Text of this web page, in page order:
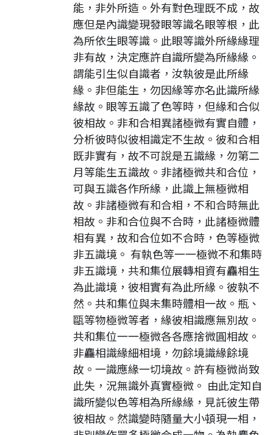
能，非外所造。外有對色理既不成，故
應但是內識變現發眼等識名眼等根，此
為所依生眼等識。此眼等識外所緣緣理
非有故，決定應許自識所變為所緣緣。
謂能引生似自識者，汝執彼是此所緣
緣。非但能生，勿因緣等亦名此識所緣
緣故。眼等五識了色等時，但緣和合似
彼相故。非和合相異諸極微有實自體，
分析彼時似彼相識定不生故。彼和合相
既非實有，故不可說是五識緣，勿第二
月等能生五識故。非諸極微共和合位，
可與五識各作所緣，此識上無極微相
故。非諸極微有和合相，不和合時無此
相故。非和合位與不合時，此諸極微體
相有異，故和合位如不合時，色等極微
非五識境。 有執色等一一極微不和集時
非五識境，共和集位展轉相資有麤相生
為此識境，彼相實有為此所緣。彼執不
然。共和集位與未集時體相一故。瓶、
甌等物極微等者，緣彼相識應無別故。
共和集位一一極微各各應捨微圓相故。
非麤相識緣細相境，勿餘境識緣餘境
故。一識應緣一切境故。許有極微尚致
此失，況無識外真實極微。 由此定知自
識所變似色等相為所緣緣，見託彼生帶
彼相故。然識變時隨量大小頓現一相，